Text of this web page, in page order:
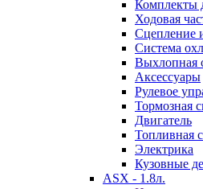
Комплекты
Ходовая
Система
Выхлопная
Аксессуары
Рулевое
Тормозная
Двигатель
Топливная
Электрика
Кузовные
ASX - 1.8л.